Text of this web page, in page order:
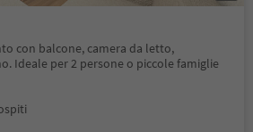
con balcone, camera da letto,
Ideale per 2 persone o piccole famiglie